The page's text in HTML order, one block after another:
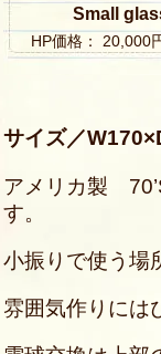
Small
HP価格： 20,000
サイズ／
アメリカ製
す。
小振りで使う場
雰囲気作りには